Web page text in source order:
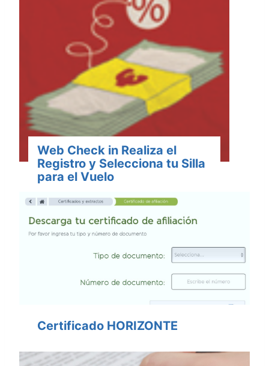
Web Check in Realiza el
Registro y Selecciona tu Silla
para el Vuelo
Certificado HORIZONTE